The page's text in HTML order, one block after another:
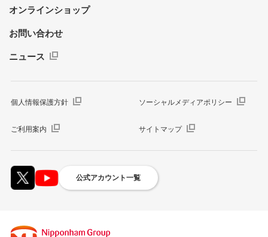
オンラインショップ
お問い合わせ
ニュース
個人情報保護方針 ソーシャルメディアポリシー
ご利用案内 サイトマップ
公式アカウント一覧